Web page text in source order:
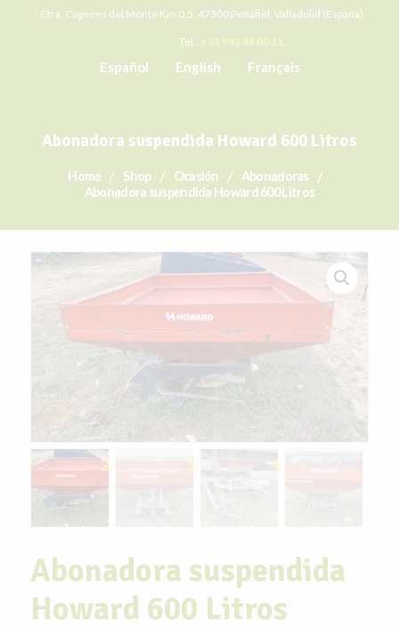
Ctra. Cogeces del Monte Km 0,5. 47300 Peñafiel, Valladolid (España).
Tel.: +34 983 88 00 11
Español English Français
Abonadora suspendida Howard 600 Litros
Home Shop Ocasión
Abonadoras
Abonadora suspendida Howard 600 Litros
Abonadora suspendida
Howard 600 Litros